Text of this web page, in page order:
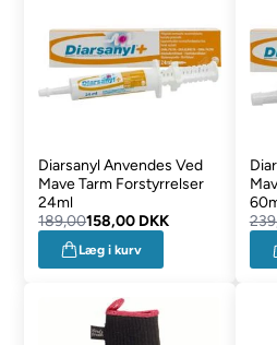
Diarsanyl Anvendes Ved
Mave Tarm Forstyrrelser
24ml
189,00158,00 DKK
Læg i kurv